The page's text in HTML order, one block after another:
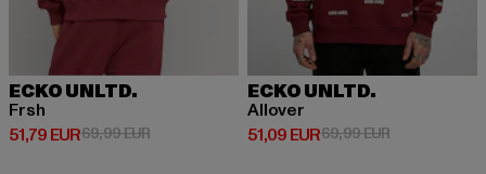
ECKO UNLTD.
Frsh
51,79 EUR
Derzeitiger Preis: 51,79 EUR
69,99 EURAktionspreis: 69,99 EUR
ECKO UNLTD.
Allover
51,09 EUR
Derzeitiger Preis: 51,09 EUR
69,99 EURAktionspreis: